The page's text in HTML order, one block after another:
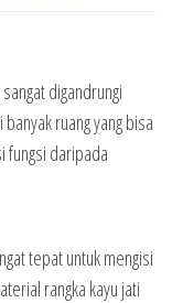
digandrungi
ruang yang bisa
fungsi daripada
tepat untuk mengisi
rangka kayu jati